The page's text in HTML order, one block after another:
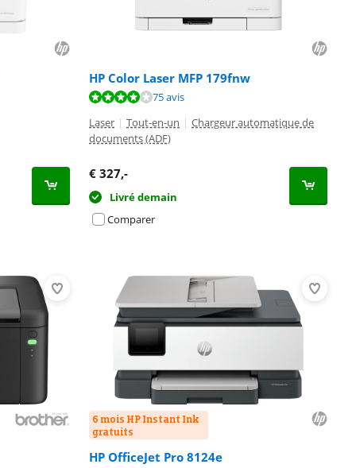
HP Color Laser MFP 179fnw
75 avis
Laser | Tout-en-un | Chargeur automatique de
documents (ADF)
€ 327,-
Livré demain
Comparer
6 mois HP Instant Ink
gratuits
HP OfficeJet Pro 8124e